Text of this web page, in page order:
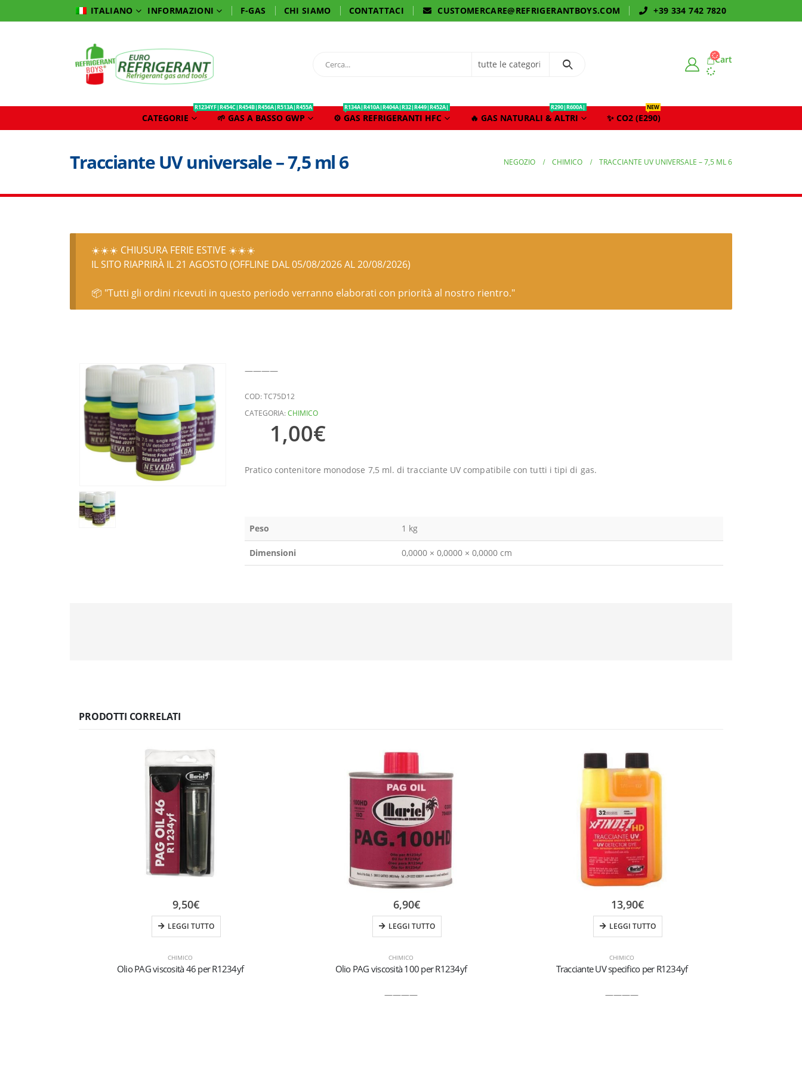
ITALIANO INFORMAZIONI F-GAS CHI SIAMO CONTATTACI CUSTOMERCARE@REFRIGERANTBOYS.COM +39 334 742 7820
Cart
CATEGORIE 🌱 GAS A BASSO GWP
R1234YF|R454C|R454B|R456A|R513A|R455A
⚙️ GAS REFRIGERANTI HFC
R134A|R410A|R404A|R32|R449|R452A|
🔥 GAS NATURALI & ALTRI
R290|R600A|
✨ CO2 (E290)
NEW
Tracciante UV universale – 7,5 ml 6 NEGOZIO CHIMICO TRACCIANTE UV UNIVERSALE – 7,5 ML 6
☀️☀️☀️ CHIUSURA FERIE ESTIVE ☀️☀️☀️
IL SITO RIAPRIRÀ IL 21 AGOSTO (OFFLINE DAL 05/08/2026 AL 20/08/2026)
📦 "Tutti gli ordini ricevuti in questo periodo verranno elaborati con priorità al nostro rientro."
————
COD:TC75D12
CATEGORIA:CHIMICO
1,00€
Pratico contenitore monodose 7,5 ml. di tracciante UV compatibile con tutti i tipi di gas.
Peso 1 kg
Dimensioni 0,0000 × 0,0000 × 0,0000 cm
PRODOTTI CORRELATI
CHIMICO
Olio PAG viscosità 46 per R1234yf
9,50€
LEGGI TUTTO
CHIMICO
Olio PAG viscosità 100 per R1234yf
————
6,90€
LEGGI TUTTO
CHIMICO
Tracciante UV specifico per R1234yf
————
13,90€
LEGGI TUTTO